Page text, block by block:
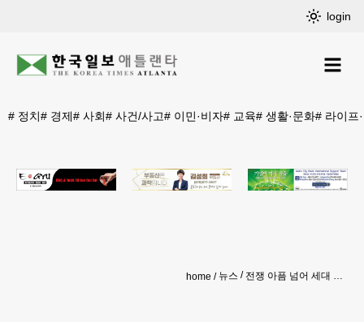
login
# 정치# 경제# 사회# 사건/사고# 이민·비자# 교육# 생활·문화# 라이프
home 뉴스 전쟁 아픔 넘어 세대 잇는 가족의 기억